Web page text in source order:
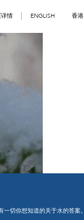
情 ENGLISH 香港
一切你想知道的关于水的答案。